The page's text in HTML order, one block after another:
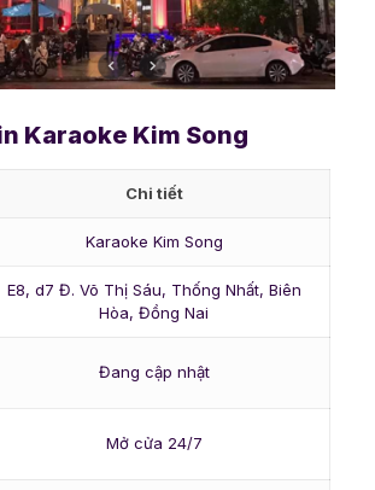
Karaoke Kim Song
Chi tiết
Karaoke Kim Song
E8, d7 Đ. Võ Thị Sáu, Thống Nhất, Biên
Hòa, Đồng Nai
Đang cập nhật
Mở cửa 24/7